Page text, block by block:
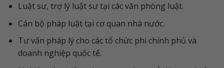
Luật sư, trợ lý luật sư tại các văn phòng luật.
Cán bộ pháp luật tại cơ quan nhà nước.
Tư vấn pháp lý cho các tổ chức phi chính phủ và
doanh nghiệp quốc tế.